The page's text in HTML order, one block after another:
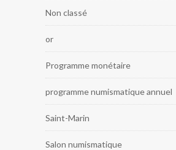
Non classé
or
Programme monétaire
programme numismatique annuel
Saint-Marin
Salon numismatique